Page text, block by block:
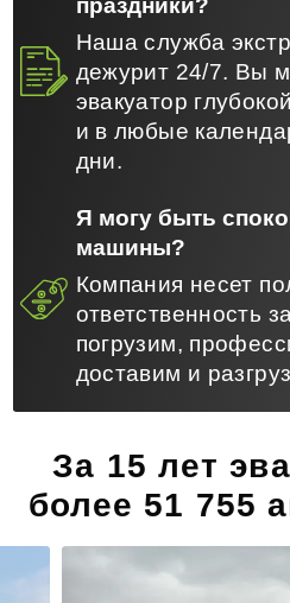
праздники?
Наша служба
дежурит 24/7. Вы
эвакуатор
и в любые
дни.
Я могу быть
машины?
Компания несет
ответственность
погрузим,
доставим и
За 15 лет
более 51 755